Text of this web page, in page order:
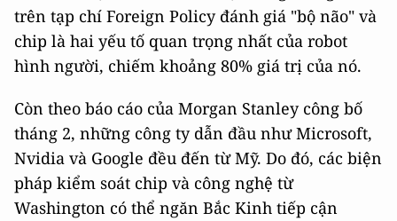
trên tạp chí Foreign Policy đánh giá "bộ não" và
chip là hai yếu tố quan trọng nhất của robot
hình người, chiếm khoảng 80% giá trị của nó.
Còn theo báo cáo của Morgan Stanley công bố
tháng 2, những công ty dẫn đầu như Microsoft,
Nvidia và Google đều đến từ Mỹ. Do đó, các biện
pháp kiểm soát chip và công nghệ từ
Washington có thể ngăn Bắc Kinh tiếp cận